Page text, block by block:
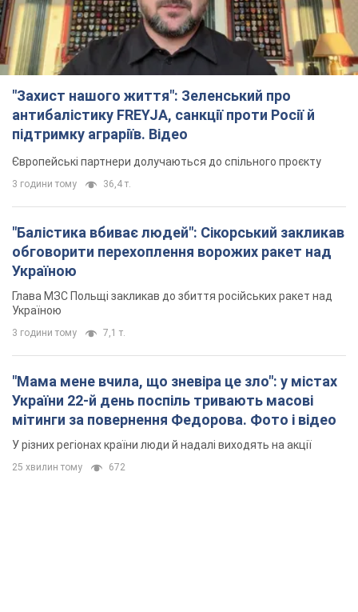
"Захист нашого життя": Зеленський про
антибалістику FREYJA, санкції проти Росії й
підтримку аграріїв. Відео
Європейські партнери долучаються до спільного проєкту
3 години тому 36,4 т.
"Балістика вбиває людей": Сікорський закликав
обговорити перехоплення ворожих ракет над
Україною
Глава МЗС Польщі закликав до збиття російських ракет над
Україною
3 години тому 7,1 т.
"Мама мене вчила, що зневіра це зло": у містах
України 22-й день поспіль тривають масові
мітинги за повернення Федорова. Фото і відео
У різних регіонах країни люди й надалі виходять на акції
25 хвилин тому 672